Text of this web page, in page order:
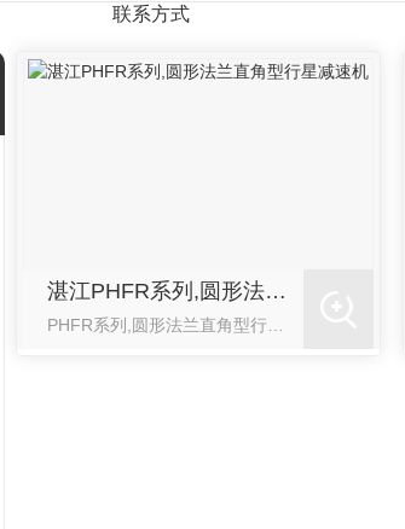
联系方式
湛江PHFR系列,圆形法兰直角型行星减速机